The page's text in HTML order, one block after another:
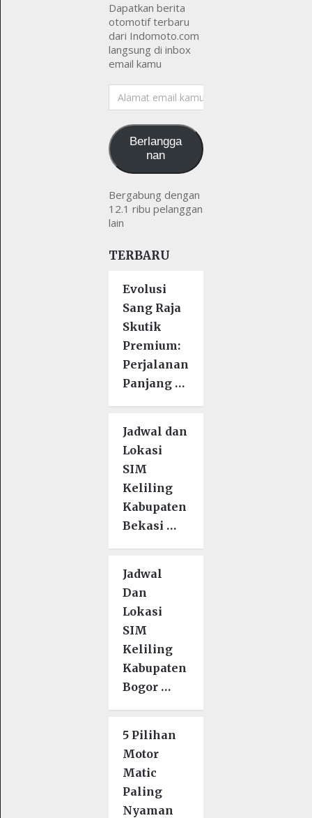
Dapatkan berita
otomotif terbaru
dari Indomoto.com
langsung di inbox
email kamu
Alamat
email
Berlangga
nan
Bergabung dengan
12.1 ribu pelanggan
lain
TERBARU
Evolusi
Sang Raja
Skutik
Premium:
Perjalanan
Panjang …
Jadwal dan
Lokasi
SIM
Keliling
Kabupaten
Bekasi …
Jadwal
Dan
Lokasi
SIM
Keliling
Kabupaten
Bogor …
5 Pilihan
Motor
Matic
Paling
Nyaman